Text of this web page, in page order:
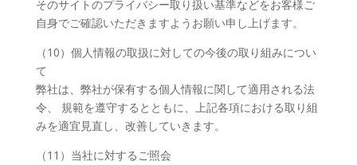
そのサイトのプライバシー取り扱い基準などをお客様ご
自身でご確認いただきますようお願い申し上げます。
（10）個人情報の取扱に対しての今後の取り組みについ
て
弊社は、弊社が保有する個人情報に関して適用される法
令、 規範を遵守するとともに、上記各項における取り組
みを適宜見直し、改善していきます。
（11）当社に対するご照会